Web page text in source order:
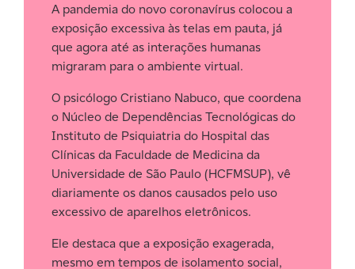
A pandemia do novo coronavírus colocou a
exposição excessiva às telas em pauta, já
que agora até as interações humanas
migraram para o ambiente virtual.
O psicólogo Cristiano Nabuco, que coordena
o Núcleo de Dependências Tecnológicas do
Instituto de Psiquiatria do Hospital das
Clínicas da Faculdade de Medicina da
Universidade de São Paulo (HCFMSUP), vê
diariamente os danos causados pelo uso
excessivo de aparelhos eletrônicos.
Ele destaca que a exposição exagerada,
mesmo em tempos de isolamento social,